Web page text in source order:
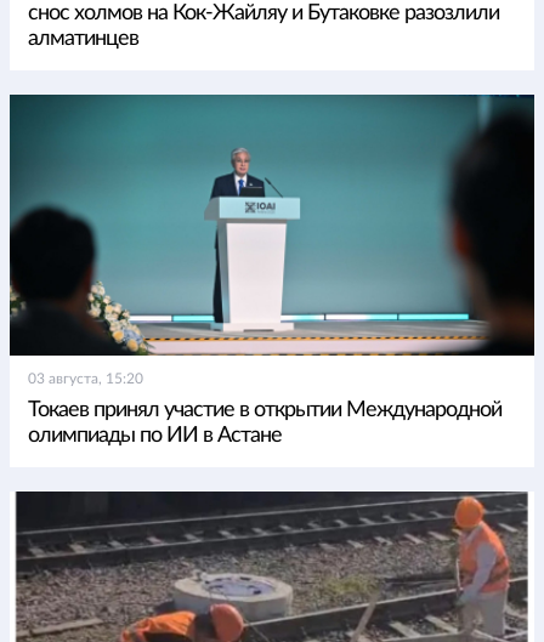
снос холмов на Кок-Жайляу и Бутаковке разозлили
алматинцев
03 августа, 15:20
Токаев принял участие в открытии Международной
олимпиады по ИИ в Астане